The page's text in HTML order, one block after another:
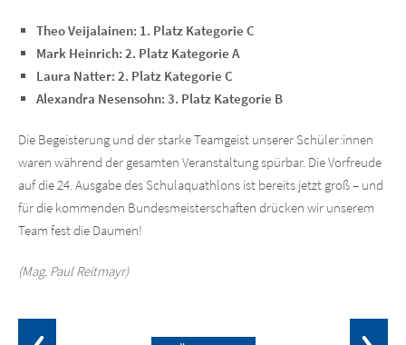
Theo Veijalainen: 1. Platz Kategorie C
Mark Heinrich: 2. Platz Kategorie A
Laura Natter: 2. Platz Kategorie C
Alexandra Nesensohn: 3. Platz Kategorie B
Die Begeisterung und der starke Teamgeist unserer Schüler:innen
waren während der gesamten Veranstaltung spürbar. Die Vorfreude
auf die 24. Ausgabe des Schulaquathlons ist bereits jetzt groß – und
für die kommenden Bundesmeisterschaften drücken wir unserem
Team fest die Daumen!
(Mag. Paul Reitmayr)